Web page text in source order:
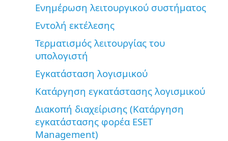
Ενημέρωση λειτουργικού συστήματος
Εντολή εκτέλεσης
Τερματισμός λειτουργίας του
υπολογιστή
Εγκατάσταση λογισμικού
Κατάργηση εγκατάστασης λογισμικού
Διακοπή διαχείρισης (Κατάργηση
εγκατάστασης φορέα ESET
Management)